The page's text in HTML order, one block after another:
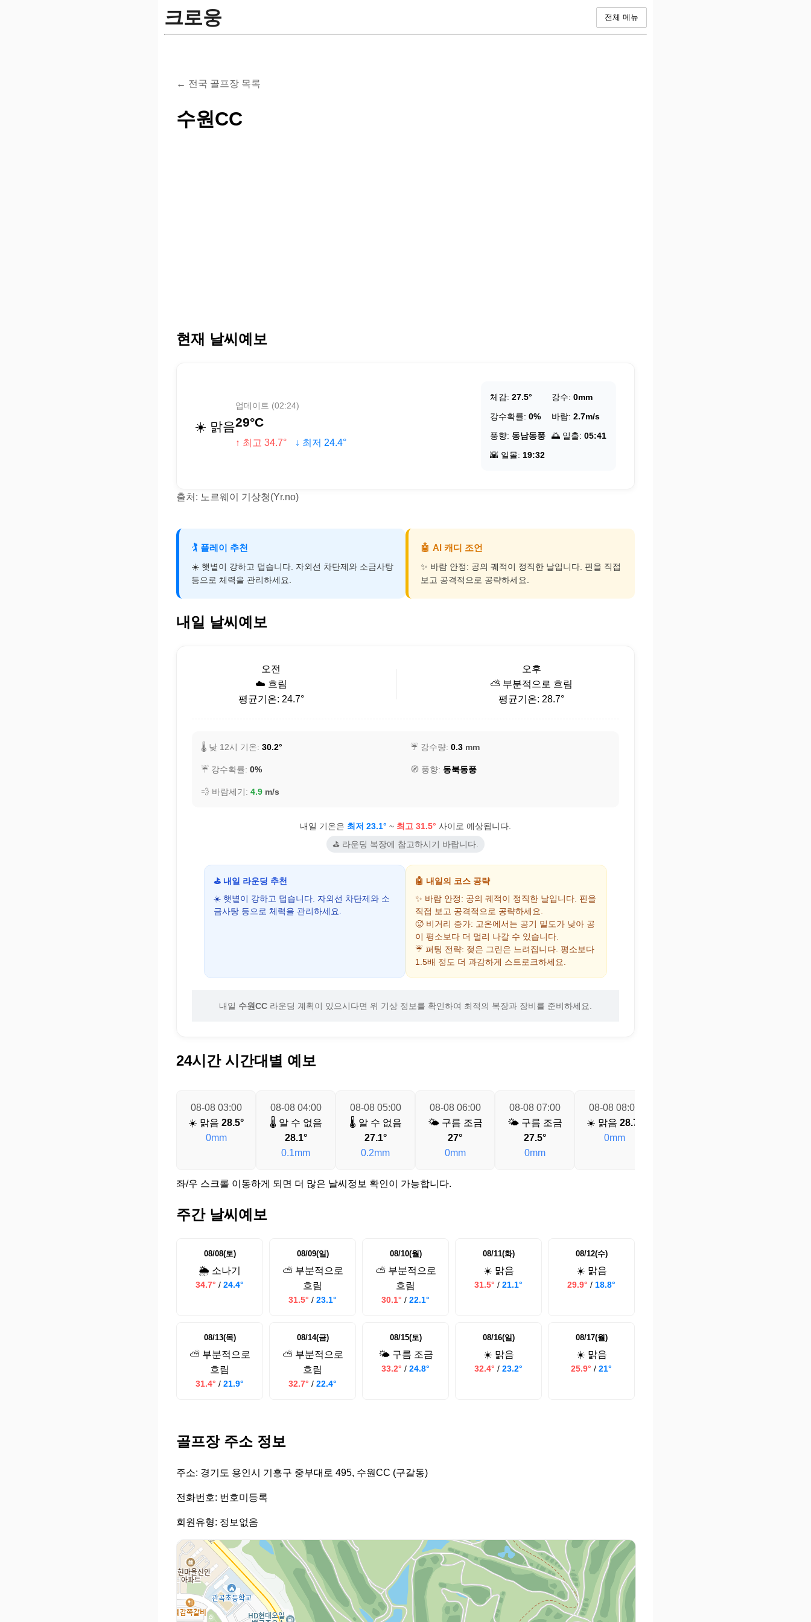
크로웅 전체 메뉴
← 전국 골프장 목록
수원CC
현재 날씨예보
☀️ 맑음
업데이트 (02:24)
29°C
↑ 최고 34.7° ↓ 최저 24.4°
체감: 27.5° 강수: 0mm
강수확률: 0% 바람: 2.7m/s
풍향: 동남동풍 🌅 일출: 05:41
🌇 일몰: 19:32
출처: 노르웨이 기상청(Yr.no)
🏌️ 플레이 추천
☀️ 햇볕이 강하고 덥습니다. 자외선 차단제와 소금사탕
등으로 체력을 관리하세요.
🤖 AI 캐디 조언
✨ 바람 안정: 공의 궤적이 정직한 날입니다. 핀을 직접
보고 공격적으로 공략하세요.
내일 날씨예보
오전
☁️ 흐림
평균기온: 24.7°
오후
⛅ 부분적으로 흐림
평균기온: 28.7°
🌡️ 낮 12시 기온: 30.2° ☔ 강수량: 0.3 mm
☔ 강수확률: 0% 🧭 풍향: 동북동풍
💨 바람세기: 4.9 m/s
내일 기온은 최저 23.1° ~ 최고 31.5° 사이로 예상됩니다.
⛳ 라운딩 복장에 참고하시기 바랍니다.
⛳ 내일 라운딩 추천
☀️ 햇볕이 강하고 덥습니다. 자외선 차단제와 소
금사탕 등으로 체력을 관리하세요.
🤖 내일의 코스 공략
✨ 바람 안정: 공의 궤적이 정직한 날입니다. 핀을
직접 보고 공격적으로 공략하세요.
🥵 비거리 증가: 고온에서는 공기 밀도가 낮아 공
이 평소보다 더 멀리 나갈 수 있습니다.
☔ 퍼팅 전략: 젖은 그린은 느려집니다. 평소보다
1.5배 정도 더 과감하게 스트로크하세요.
내일 수원CC 라운딩 계획이 있으시다면 위 기상 정보를 확인하여 최적의 복장과 장비를 준비하세요.
24시간 시간대별 예보
08-08 03:00
☀️ 맑음 28.5°
0mm
08-08 04:00
🌡️ 알 수 없음
28.1°
0.1mm
08-08 05:00
🌡️ 알 수 없음
27.1°
0.2mm
08-08 06:00
🌤️ 구름 조금
27°
0mm
08-08 07:00
🌤️ 구름 조금
27.5°
0mm
08-08 08:00
☀️ 맑음 28.7°
0mm
좌/우 스크롤 이동하게 되면 더 많은 날씨정보 확인이 가능합니다.
주간 날씨예보
08/08(토)
🌦️ 소나기
34.7° / 24.4°
08/09(일)
⛅ 부분적으로
흐림
31.5° / 23.1°
08/10(월)
⛅ 부분적으로
흐림
30.1° / 22.1°
08/11(화)
☀️ 맑음
31.5° / 21.1°
08/12(수)
☀️ 맑음
29.9° / 18.8°
08/13(목)
⛅ 부분적으로
흐림
31.4° / 21.9°
08/14(금)
⛅ 부분적으로
흐림
32.7° / 22.4°
08/15(토)
🌤️ 구름 조금
33.2° / 24.8°
08/16(일)
☀️ 맑음
32.4° / 23.2°
08/17(월)
☀️ 맑음
25.9° / 21°
골프장 주소 정보
주소: 경기도 용인시 기흥구 중부대로 495, 수원CC (구갈동)
전화번호: 번호미등록
회원유형: 정보없음